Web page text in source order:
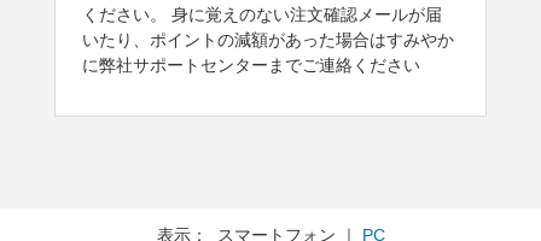
ください。 身に覚えのない注文確認メールが届
いたり、ポイントの減額があった場合はすみやか
に弊社サポートセンターまでご連絡ください
表示： スマートフォン ｜ PC